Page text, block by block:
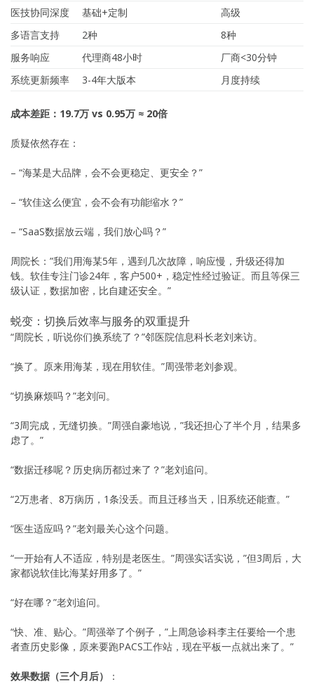
医技协同深度
基础+定制
高级
多语言支持
2种
8种
服务响应
代理商48小时
厂商<30分钟
系统更新频率
3-4年大版本 月度持续
成本差距：19.7万 vs 0.95万 ≈ 20倍
质疑依然存在：
– “海某是大品牌，会不会更稳定、更安全？”
– “软佳这么便宜，会不会有功能缩水？”
– “SaaS数据放云端，我们放心吗？”
周院长：”我们用海某5年，遇到几次故障，响应慢，升级还得加
钱。软佳专注门诊24年，客户500+，稳定性经过验证。而且等保三
级认证，数据加密，比自建还安全。”
蜕变：切换后效率与服务的双重提升
“周院长，听说你们换系统了？”邻医院信息科长老刘来访。
“换了。原来用海某，现在用软佳。”周强带老刘参观。
“切换麻烦吗？”老刘问。
“3周完成，无缝切换。”周强自豪地说，”我还担心了半个月，结果多
虑了。”
“数据迁移呢？历史病历都过来了？”老刘追问。
“2万患者、8万病历，1条没丢。而且迁移当天，旧系统还能查。”
“医生适应吗？”老刘最关心这个问题。
“一开始有人不适应，特别是老医生。”周强实话实说，”但3周后，大
家都说软佳比海某好用多了。”
“好在哪？”老刘追问。
“快、准、贴心。”周强举了个例子，”上周急诊科李主任要给一个患
者查历史影像，原来要跑PACS工作站，现在平板一点就出来了。”
效果数据（三个月后） ：